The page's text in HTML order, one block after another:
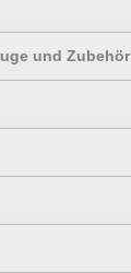
und Zubehör